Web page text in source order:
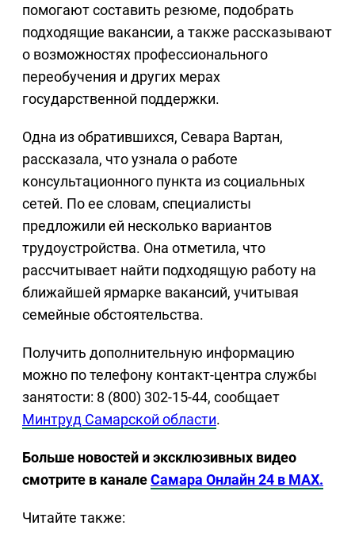
помогают составить резюме, подобрать
подходящие вакансии, а также рассказывают
о возможностях профессионального
переобучения и других мерах
государственной поддержки.
Одна из обратившихся, Севара Вартан,
рассказала, что узнала о работе
консультационного пункта из социальных
сетей. По ее словам, специалисты
предложили ей несколько вариантов
трудоустройства. Она отметила, что
рассчитывает найти подходящую работу на
ближайшей ярмарке вакансий, учитывая
семейные обстоятельства.
Получить дополнительную информацию
можно по телефону контакт-центра службы
занятости: 8 (800) 302-15-44, сообщает
Минтруд Самарской области.
Больше новостей и эксклюзивных видео
смотрите в каналеСамара Онлайн 24 в MAX.
Читайте также: